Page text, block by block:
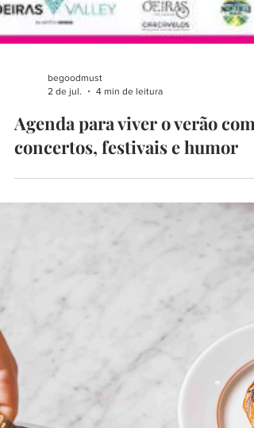
2 de jul.
4 min de leitura
Agenda para viver o verão com
concertos, festivais e humor